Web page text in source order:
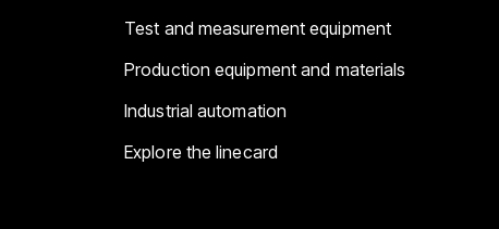
Test and measurement equipment
Production equipment and materials
Industrial automation
Explore the linecard